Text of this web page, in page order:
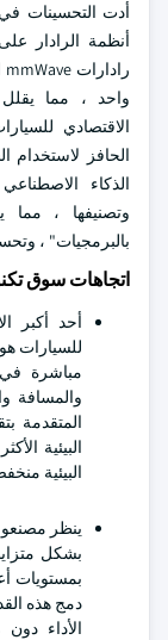
أنظمة الرادار
واحد ، مما يقلل
الذكاء
وتصنيفها ، مما
بالبرمجيات" ،
اتجاهات سوق
أحد أكبر
للسيارات
المتقدمة
البيئية
البيئية
بمستويات
الأداء